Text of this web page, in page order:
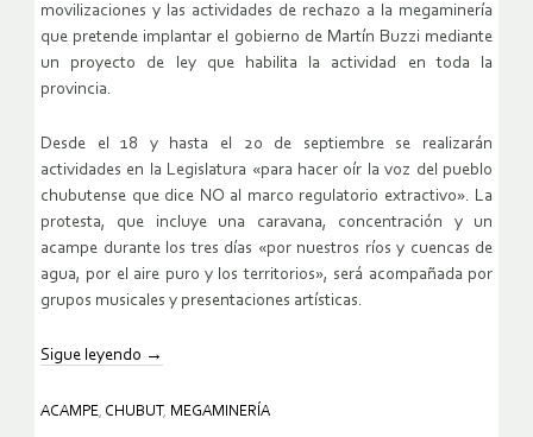
movilizaciones y las actividades de rechazo a la megaminería
que pretende implantar el gobierno de Martín Buzzi mediante
un proyecto de ley que habilita la actividad en toda la
provincia.
Desde el 18 y hasta el 20 de septiembre se realizarán
actividades en la Legislatura «para hacer oír la voz del pueblo
chubutense que dice NO al marco regulatorio extractivo». La
protesta, que incluye una caravana, concentración y un
acampe durante los tres días «por nuestros ríos y cuencas de
agua, por el aire puro y los territorios», será acompañada por
grupos musicales y presentaciones artísticas.
Sigue leyendo →
ACAMPE CHUBUT, MEGAMINERÍA